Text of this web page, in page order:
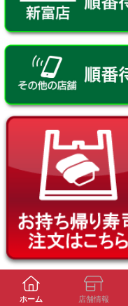
ホーム 店舗情報